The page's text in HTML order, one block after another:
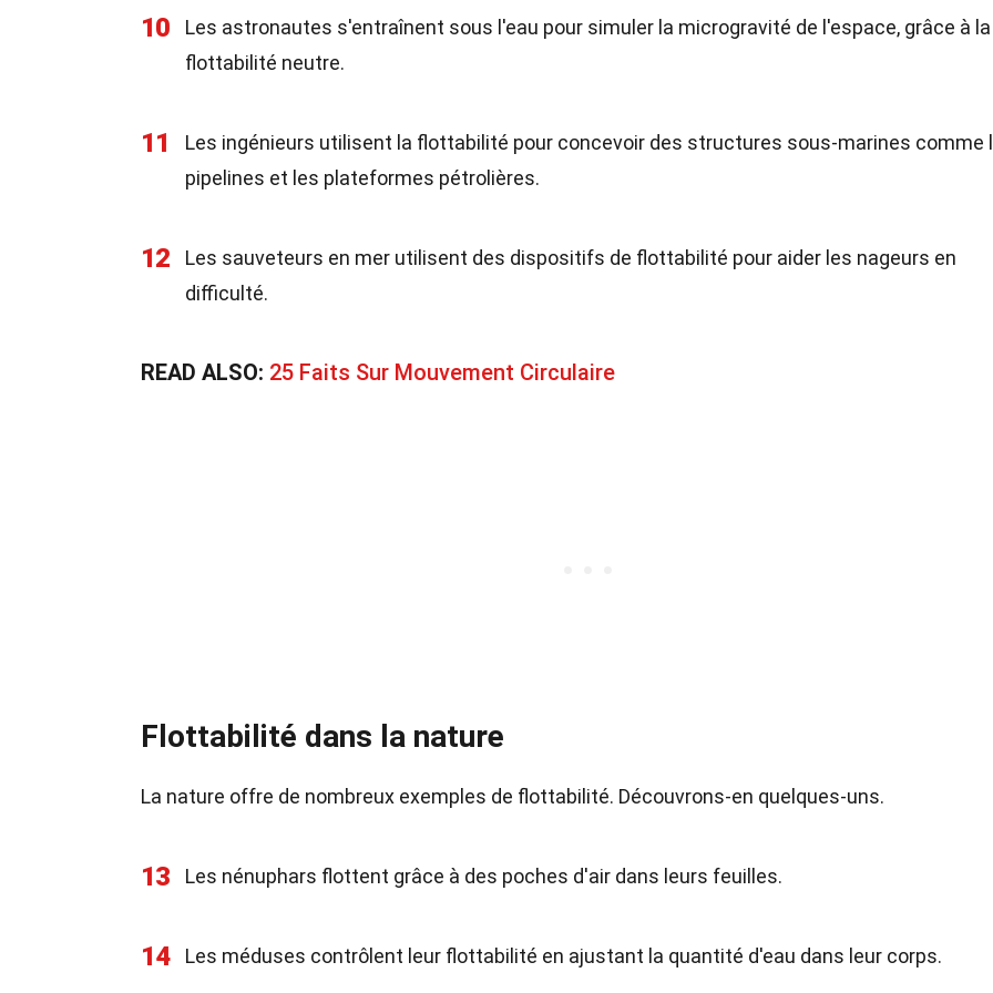
10
Les astronautes s'entraînent sous l'eau pour simuler la microgravité de l'espace, grâce à la
flottabilité neutre.
11
Les ingénieurs utilisent la flottabilité pour concevoir des structures sous-marines comme
pipelines et les plateformes pétrolières.
12
Les sauveteurs en mer utilisent des dispositifs de flottabilité pour aider les nageurs en
difficulté.
READ ALSO: 25 Faits Sur Mouvement Circulaire
Flottabilité dans la nature
La nature offre de nombreux exemples de flottabilité. Découvrons-en quelques-uns.
13 Les nénuphars flottent grâce à des poches d'air dans leurs feuilles.
14 Les méduses contrôlent leur flottabilité en ajustant la quantité d'eau dans leur corps.